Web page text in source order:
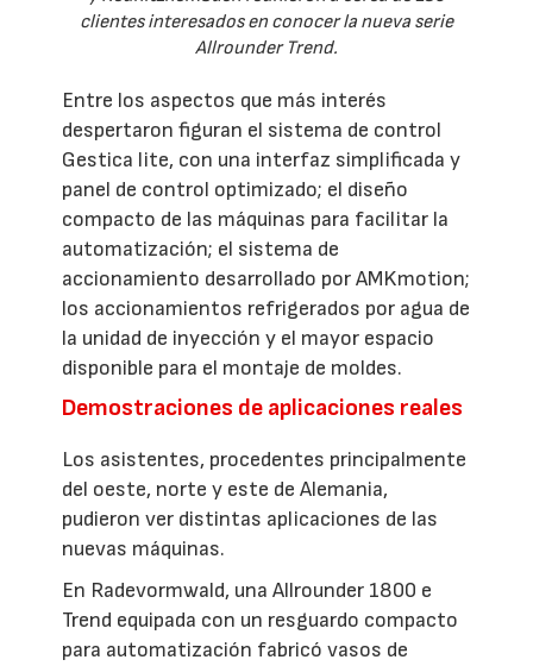
clientes interesados en conocer la nueva serie
Allrounder Trend.
Entre los aspectos que más interés
despertaron figuran el sistema de control
Gestica lite, con una interfaz simplificada y
panel de control optimizado; el diseño
compacto de las máquinas para facilitar la
automatización; el sistema de
accionamiento desarrollado por AMKmotion;
los accionamientos refrigerados por agua de
la unidad de inyección y el mayor espacio
disponible para el montaje de moldes.
Demostraciones de aplicaciones reales
Los asistentes, procedentes principalmente
del oeste, norte y este de Alemania,
pudieron ver distintas aplicaciones de las
nuevas máquinas.
En Radevormwald, una Allrounder 1800 e
Trend equipada con un resguardo compacto
para automatización fabricó vasos de